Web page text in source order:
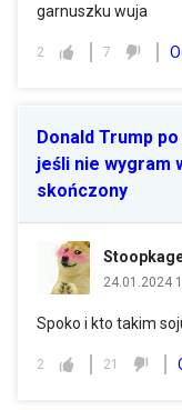
garnuszku wuja
2 7
Donald Trump
jeśli nie wygram
skończony
24.01.2024
Spoko i kto takim
2 21